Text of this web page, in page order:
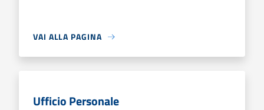
VAI ALLA PAGINA
Ufficio Personale